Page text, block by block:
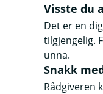
Visste du
Det er en
tilgjengelig.
unna.
Snakk
Rådgiveren